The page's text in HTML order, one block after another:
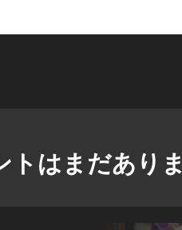
トはまだあり